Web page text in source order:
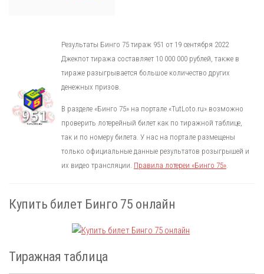
Результаты Бинго 75 тираж 951 от 19 сентября 2022
Джекпот тиража составляет 10 000 000 рублей, также в
тираже разыгрывается большое количество других
денежных призов.
В разделе «Бинго 75» на портале «TutLoto.ru» возможно
проверить лотерейный билет как по тиражной таблице,
так и по номеру билета. У нас на портале размещены
только официальные данные результатов розыгрышей и
их видео трансляции. Правила лотереи «Бинго 75».
Купить билет Бинго 75 онлайн
Тиражная таблица